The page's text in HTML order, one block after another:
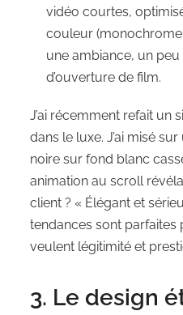
vidéo courtes,
couleur
une ambiance, un
d’ouverture de film.
J’ai récemment refait un
dans le luxe. J’ai misé
noire sur fond blanc
animation au scroll
client ? « Élégant et
tendances sont parfaites
veulent légitimité et
3. Le design